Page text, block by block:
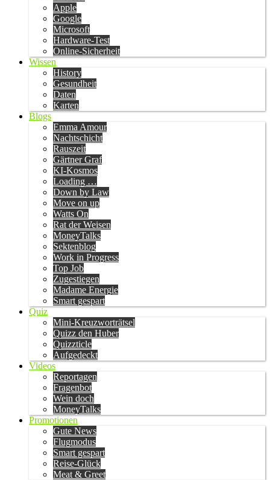
Apple
Google
Microsoft
Hardware-Test
Online-Sicherheit
Wissen
History
Gesundheit
Daten
Karten
Blogs
Emma Amour
Nachtschicht
Rauszeit
Gärtner Graf
KI-Kosmos
Loading …
Down by Law
Move on up
Watts On
Rat der Weisen
MoneyTalks
Sektenblog
Work in Progress
Top Job
Zugestiegen
Madame Energie
Smart gespart
Quiz
Mini-Kreuzworträtsel
Quizz den Huber
Quizzticle
Aufgedeckt
Videos
Reportagen
Fragenbot
Wein doch
MoneyTalks
Promotionen
Gute News
Flugmodus
Smart gespart
Reise-Glück
Meat & Greet